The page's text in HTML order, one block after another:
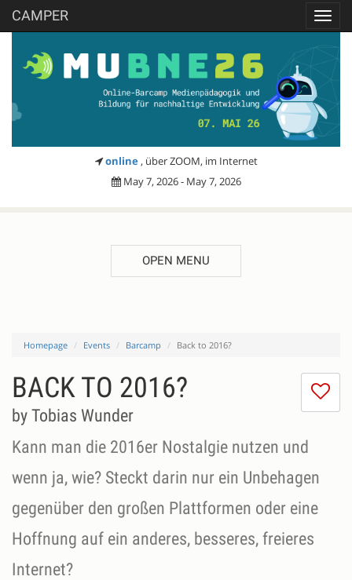
CAMPER
online , über ZOOM, im Internet
May 7, 2026 - May 7, 2026
OPEN MENU
Homepage Events Barcamp Back to 2016?
I
BACK TO 2016?
by Tobias Wunder
Kann man die 2016er Nostalgie nutzen und
wenn ja, wie? Steckt darin nur ein Unbehagen
gegenüber den großen Plattformen oder eine
Hoffnung auf ein anderes, besseres, freieres
Internet?